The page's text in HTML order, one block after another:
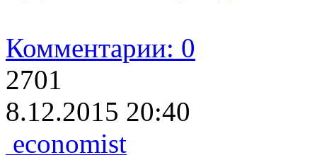
Комментарии: 0
2701
8.12.2015 20:40
economist